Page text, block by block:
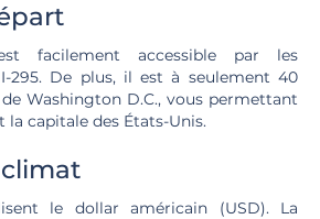
facilement accessible par les
295. De plus, il est à seulement 40
Washington D.C., vous permettant
capitale des États-Unis.
le dollar américain (USD). La